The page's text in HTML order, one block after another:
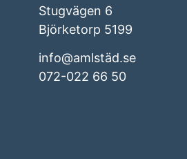
Stugvägen 6
Björketorp 5199
info@amlstäd.se
072-022 66 50